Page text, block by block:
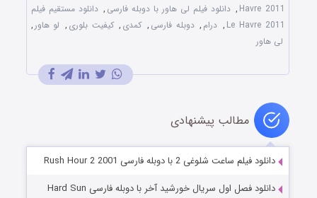
Havre 2011
, دانلود فیلم لی هاور با دوبله فارسی , دانلود مستقیم فیلم
Le Havre 2011
, درام , دوبله فارسی , کمدی , کیفیت بلوری , لو هاور ,
لی هاور
مطالب پیشنهادی
دانلود فیلم ساعت شلوغی 2 با دوبله فارسی Rush Hour 2 2001
دانلود فصل اول سریال خورشید آخر با دوبله فارسی Hard Sun